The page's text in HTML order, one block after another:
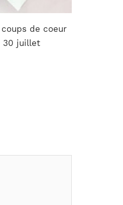
de coeur
30 juillet